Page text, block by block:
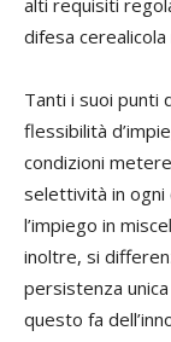
difesa cerealicola
Tanti i suoi punti
flessibilità
condizioni
selettività in ogni
l’impiego in
inoltre, si
persistenza
questo fa